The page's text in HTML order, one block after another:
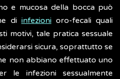
e mucosa della bocca può
di infezionioro-fecali quali
motivi, tale pratica sessuale
sicura, soprattutto se
non abbiano effettuato uno
le infezioni sessualmente